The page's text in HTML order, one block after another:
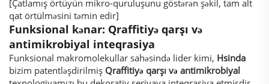
[Çatlamış örtüyün mikro-quruluşunu göstərən şəkil, tam alt
qat örtülməsini təmin edir]
Funksional kənar: Qraffitiyə qarşı və
antimikrobiyal inteqrasiya
Funksional makromolekullar sahəsində lider kimi, Hsinda
bizim patentləşdirilmiş Qraffitiyə qarşı və antimikrobiyal